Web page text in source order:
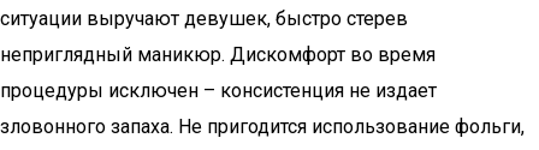
ситуации выручают девушек, быстро стерев
неприглядный маникюр. Дискомфорт во время
процедуры исключен – консистенция не издает
зловонного запаха. Не пригодится использование фольги,